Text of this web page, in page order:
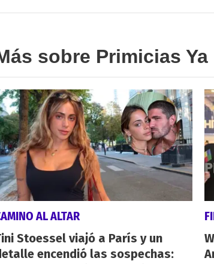
sobre Primicias Ya
AL ALTAR
Stoessel viajó a París y un
encendió las sospechas: